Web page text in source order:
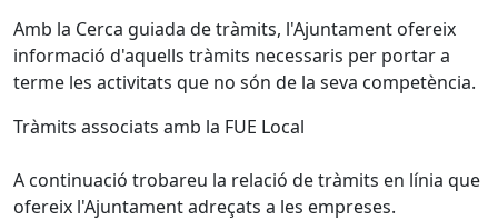
Amb la Cerca guiada de tràmits, l'Ajuntament ofereix
informació d'aquells tràmits necessaris per portar a
terme les activitats que no són de la seva competència.
Tràmits associats amb la FUE Local
A continuació trobareu la relació de tràmits en línia que
ofereix l'Ajuntament adreçats a les empreses.